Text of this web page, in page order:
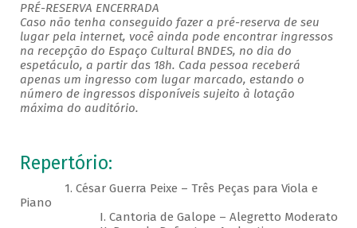
PRÉ-RESERVA ENCERRADA
Caso não tenha conseguido fazer a pré-reserva de seu
lugar pela internet, você ainda pode encontrar ingressos
na recepção do Espaço Cultural BNDES, no dia do
espetáculo, a partir das 18h. Cada pessoa receberá
apenas um ingresso com lugar marcado, estando o
número de ingressos disponíveis sujeito à lotação
máxima do auditório.
Repertório:
1. César Guerra Peixe – Três Peças para Viola e
Piano
I. Cantoria de Galope – Alegretto Moderato